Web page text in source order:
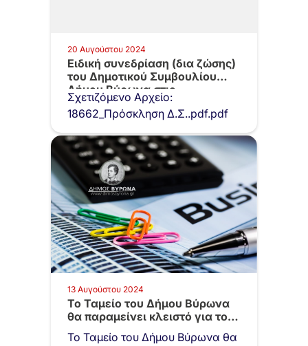
20 Αυγούστου 2024
Ειδική συνεδρίαση (δια ζώσης)
του Δημοτικού Συμβουλίου
Δήμου Βύρωνα στις…
Σχετιζόμενο Αρχείο:
18662_Πρόσκληση Δ.Σ..pdf.pdf
13 Αυγούστου 2024
Το Ταμείο του Δήμου Βύρωνα
θα παραμείνει κλειστό για το…
Το Ταμείο του Δήμου Βύρωνα θα